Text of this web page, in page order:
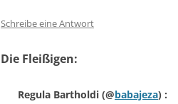
Schreibe eine Antwort
Die Fleißigen:
Regula Bartholdi (@babajeza) :